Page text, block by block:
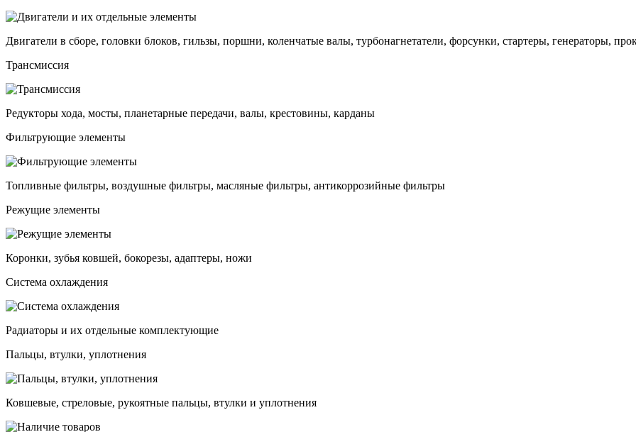
Двигатели в сборе, головки блоков, гильзы, поршни, коленчатые валы, турбонагнетатели, форсунки, стартеры, генераторы,
Трансмиссия
Редукторы хода, мосты, планетарные передачи, валы, крестовины, карданы
Фильтрующие элементы
Топливные фильтры, воздушные фильтры, масляные фильтры, антикоррозийные фильтры
Режущие элементы
Коронки, зубья ковшей, бокорезы, адаптеры, ножи
Система охлаждения
Радиаторы и их отдельные комплектующие
Пальцы, втулки, уплотнения
Ковшевые, стреловые, рукоятные пальцы, втулки и уплотнения